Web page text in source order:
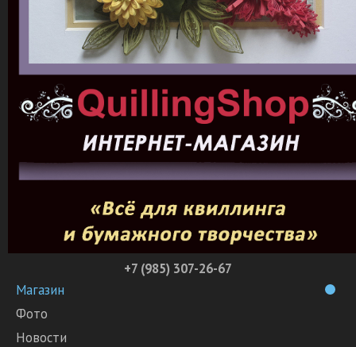
+7 (985) 307-26-67
Магазин
Фото
Новости